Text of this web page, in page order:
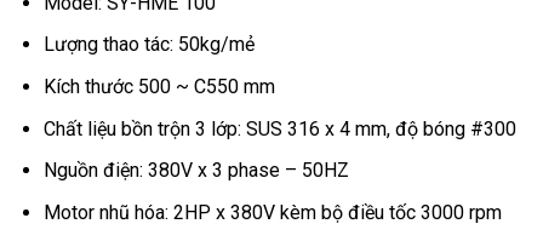
Lượng thao tác: 50kg/mẻ
Kích thước 500 ~ C550 mm
Chất liệu bồn trộn 3 lớp: SUS 316 x 4 mm, độ bóng #300
Nguồn điện: 380V x 3 phase – 50HZ
Motor nhũ hóa: 2HP x 380V kèm bộ điều tốc 3000 rpm